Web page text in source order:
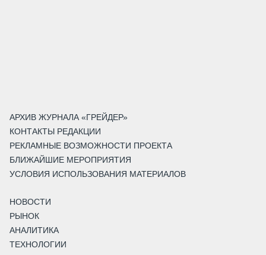
АРХИВ ЖУРНАЛА «ГРЕЙДЕР»
КОНТАКТЫ РЕДАКЦИИ
РЕКЛАМНЫЕ ВОЗМОЖНОСТИ ПРОЕКТА
БЛИЖАЙШИЕ МЕРОПРИЯТИЯ
УСЛОВИЯ ИСПОЛЬЗОВАНИЯ МАТЕРИАЛОВ
НОВОСТИ
РЫНОК
АНАЛИТИКА
ТЕХНОЛОГИИ